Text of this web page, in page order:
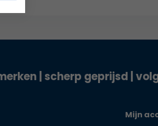
| scherp geprijsd |
Mijn